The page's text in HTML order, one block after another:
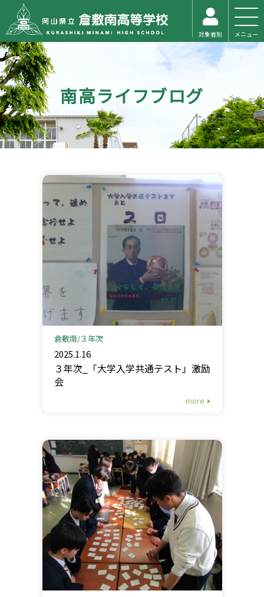
対象者別 メニュー
南高ライフブログ
倉敷南 ３年次
2025.1.16
３年次_「大学入学共通テスト」激励
会
more